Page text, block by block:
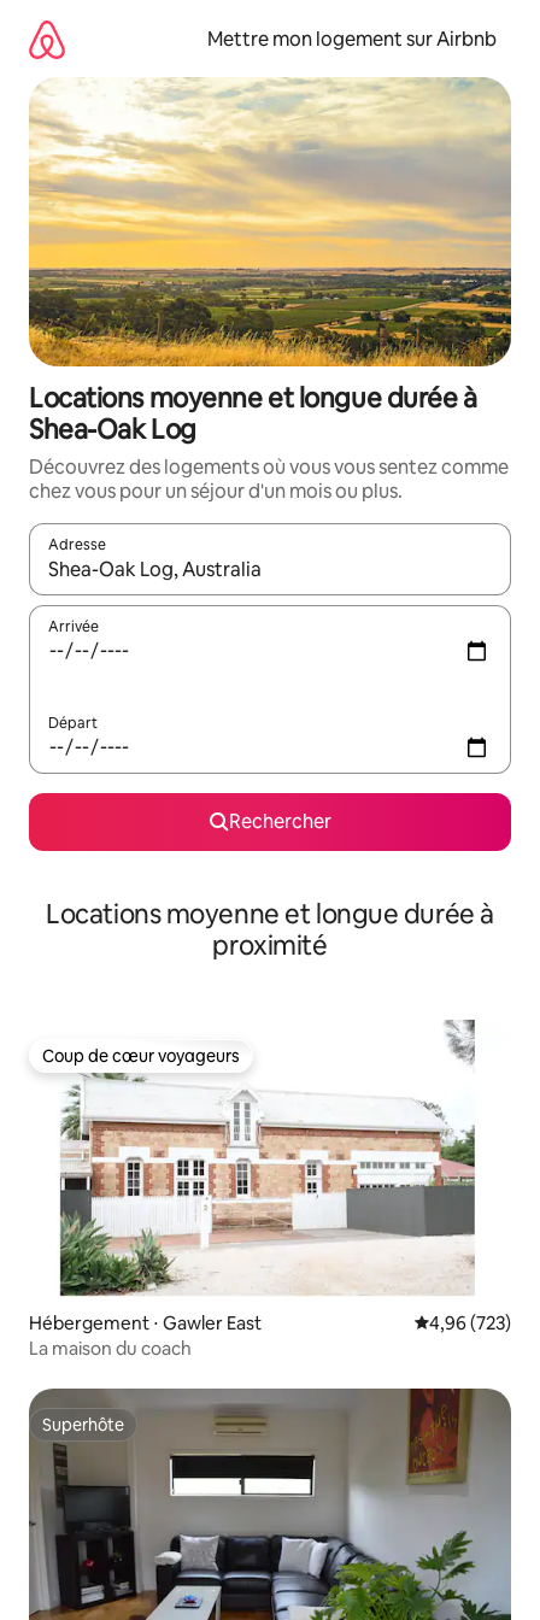
directement
contenu
Mettre mon logement sur Airbnb
Locations moyenne et longue durée à
Shea-Oak Log
Découvrez des logements où vous vous sentez comme
chez vous pour un séjour d'un mois ou plus.
Adresse
Lorsque les résultats s'affichent, utilisez les flèches vers le
Arrivée
Départ
Rechercher
Locations moyenne et longue durée à
proximité
Coup de cœur voyageurs
Coup de cœur voyageurs
Hébergement ⋅ Gawler East Évaluation
4,96 (723)
La maison du coach
Superhôte
Superhôte